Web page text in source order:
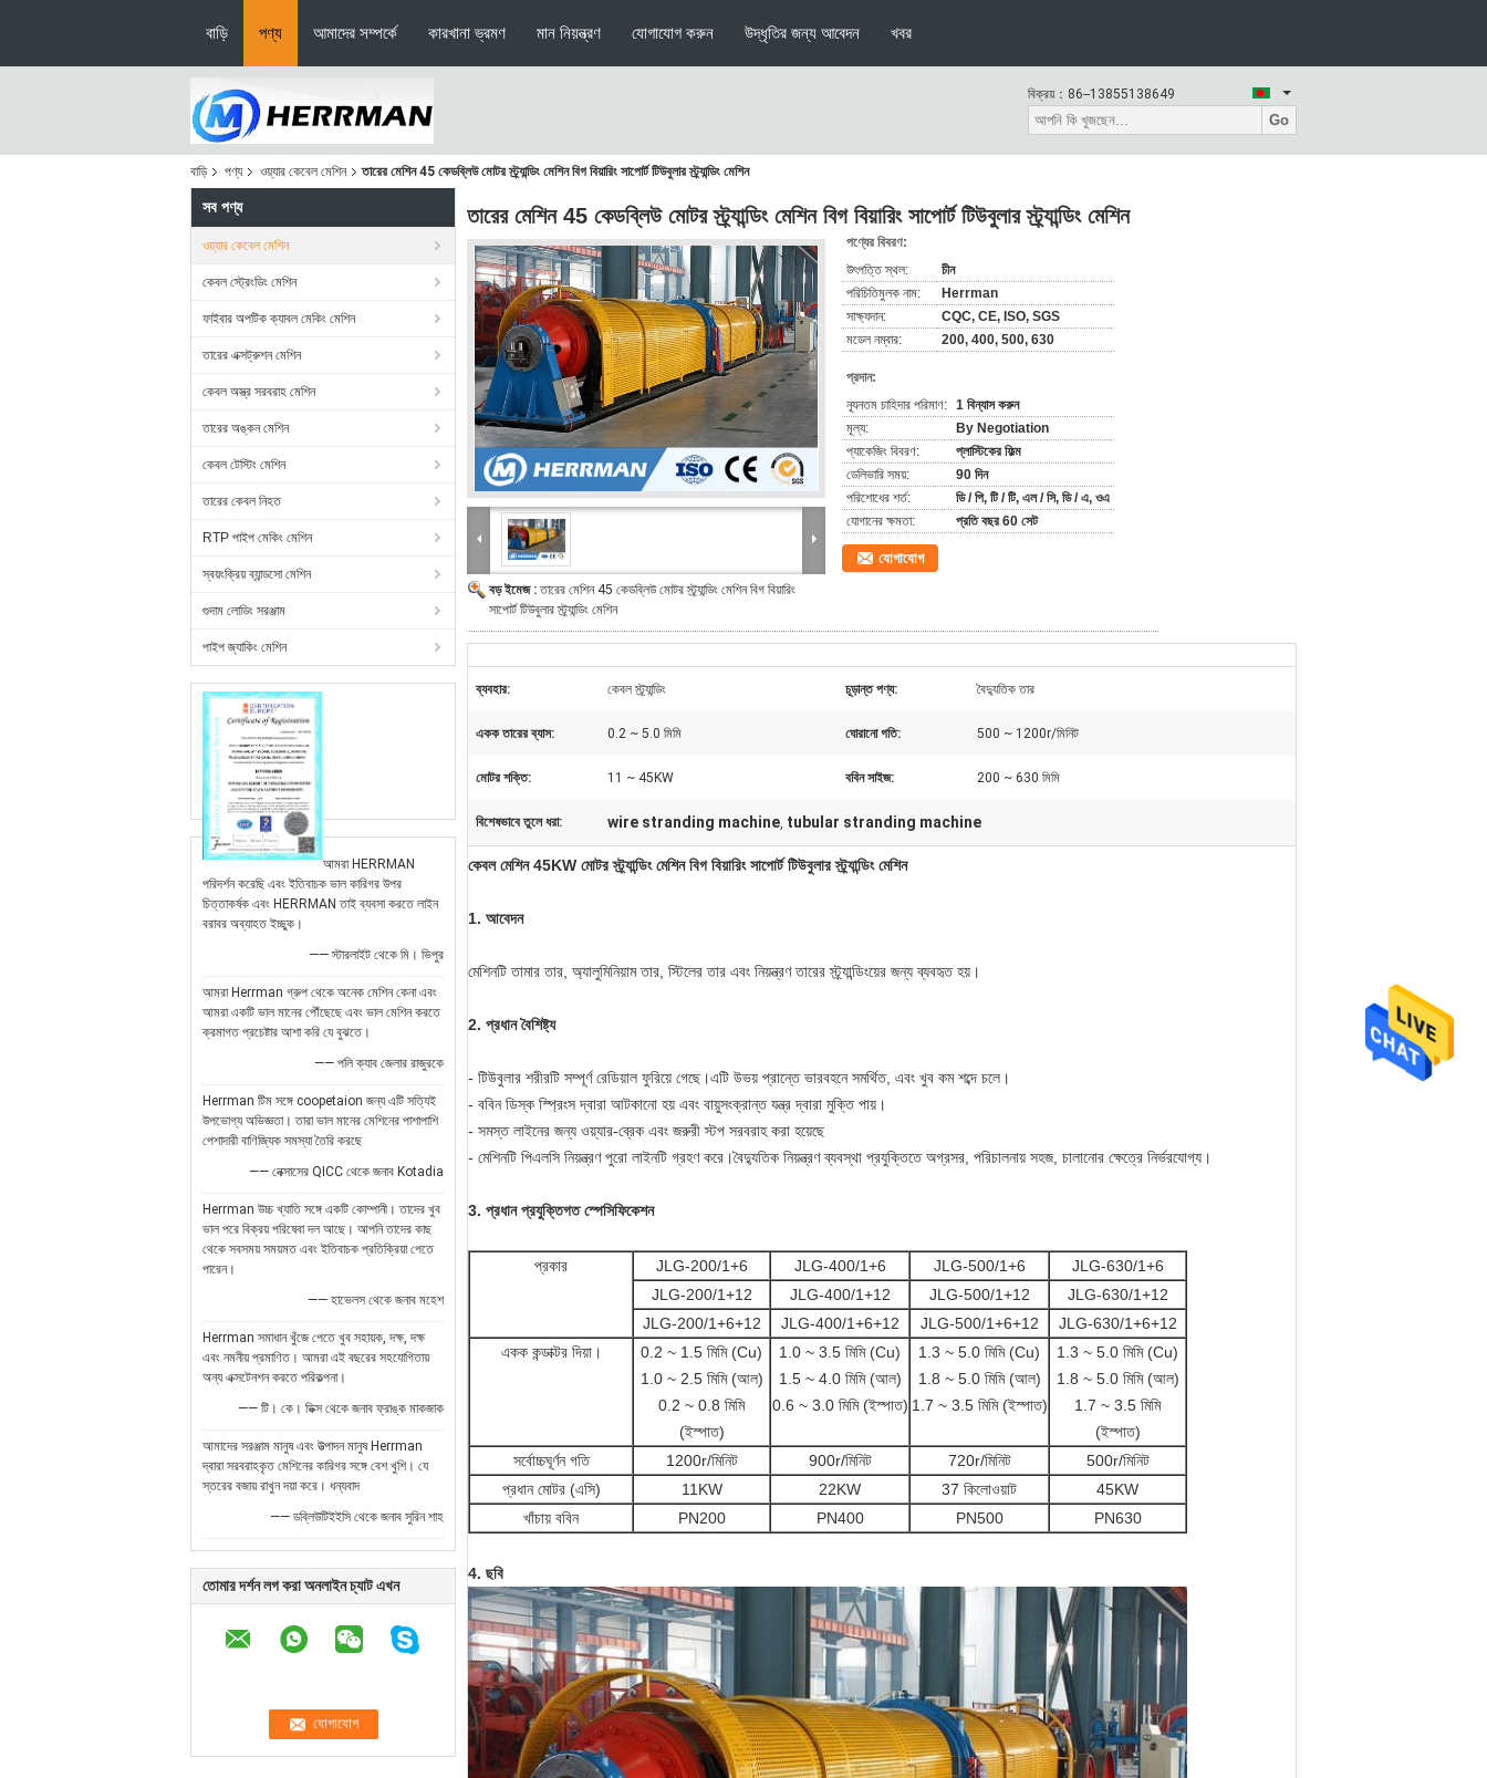
বাড়ি পণ্য আমাদের সম্পর্কে কারখানা ভ্রমণ মান নিয়ন্ত্রণ যোগাযোগ করুন উদ্ধৃতির জন্য আবেদন খবর
বিক্রয়： 86--13855138649
Go
বাড়ি পণ্য ওয়্যার কেবেল মেশিন তারের মেশিন 45 কেডব্লিউ মোটর স্ট্র্যান্ডিং মেশিন বিগ বিয়ারিং সাপোর্ট টিউবুলার স্ট্র্যান্ডিং মেশিন
সব পণ্য
ওয়্যার কেবেল মেশিন
কেবল স্ট্রেংডিং মেশিন
ফাইবার অপটিক ক্যাবল মেকিং মেশিন
তারের এক্সট্রুশন মেশিন
কেবল অস্ত্র সরবরাহ মেশিন
তারের অঙ্কন মেশিন
কেবল টেস্টিং মেশিন
তারের কেবল নিহত
RTP পাইপ মেকিং মেশিন
স্বয়ংক্রিয় ব্যান্ডসো মেশিন
গুদাম লোডিং সরঞ্জাম
পাইপ জ্যাকিং মেশিন
আমরা HERRMAN
পরিদর্শন করেছি এবং ইতিবাচক ভাল কারিগর উপর
চিত্তাকর্ষক এবং HERRMAN তাই ব্যবসা করতে লাইন
বরাবর অব্যাহত ইচ্ছুক।
—— স্টারলাইট থেকে মি। ভিপুর
আমরা Herrman গ্রুপ থেকে অনেক মেশিন কেনা এবং
আমরা একটি ভাল মানের পৌঁছেছে এবং ভাল মেশিন করতে
ক্রমাগত প্রচেষ্টার আশা করি যে বুঝতে।
—— পলি ক্যাব জেলার রাজুরকে
Herrman টিম সঙ্গে coopetaion জন্য এটি সত্যিই
উপভোগ্য অভিজ্ঞতা। তারা ভাল মানের মেশিনের পাশাপাশি
পেশাদারী বাণিজ্যিক সমস্যা তৈরি করছে
—— নেক্সাসের QICC থেকে জনাব Kotadia
Herrman উচ্চ খ্যাতি সঙ্গে একটি কোম্পানী। তাদের খুব
ভাল পরে বিক্রয় পরিষেবা দল আছে। আপনি তাদের কাছ
থেকে সবসময় সময়মত এবং ইতিবাচক প্রতিক্রিয়া পেতে
পারেন।
—— হাভেলস থেকে জনাব মহেশ
Herrman সমাধান খুঁজে পেতে খুব সহায়ক, দক্ষ, দক্ষ
এবং নমনীয় প্রমাণিত। আমরা এই বছরের সহযোগিতায়
অন্য এক্সটেনশন করতে পরিকল্পনা।
—— টি। কে। ডিক্স থেকে জনাব ফ্রাঙ্ক মাকজাক
আমাদের সরঞ্জাম মানুষ এবং উত্পাদন মানুষ Herrman
দ্বারা সরবরাহকৃত মেশিনের কারিগর সঙ্গে বেশ খুশি। যে
স্তরের বজায় রাখুন দয়া করে। ধন্যবাদ
—— ডব্লিউটিইইসি থেকে জনাব সুরিন শাহ
তোমার দর্শন লগ করা অনলাইন চ্যাট এখন
তারের মেশিন 45 কেডব্লিউ মোটর স্ট্র্যান্ডিং মেশিন বিগ বিয়ারিং সাপোর্ট টিউবুলার স্ট্র্যান্ডিং মেশিন
বড় ইমেজ :তারের মেশিন 45 কেডব্লিউ মোটর স্ট্র্যান্ডিং মেশিন বিগ বিয়ারিং
সাপোর্ট টিউবুলার স্ট্র্যান্ডিং মেশিন
পণ্যের বিবরণ:
উৎপত্তি স্থল:
চীন
পরিচিতিমুলক নাম:
Herrman
সাক্ষ্যদান:
CQC, CE, ISO, SGS
মডেল নম্বার:
200, 400, 500, 630
প্রদান:
ন্যূনতম চাহিদার পরিমাণ: 1 বিন্যাস করুন
মূল্য:
By Negotiation
প্যাকেজিং বিবরণ:
প্লাস্টিকের ফিল্ম
ডেলিভারি সময়:
90 দিন
পরিশোধের শর্ত:
ডি / পি, টি / টি, এল / সি, ডি / এ, ওএ
যোগানের ক্ষমতা:
প্রতি বছর 60 সেট
যোগাযোগ
ব্যবহার: কেবল স্ট্র্যান্ডিং চূড়ান্ত পণ্য: বৈদ্যুতিক তার
একক তারের ব্যাস: 0.2 ~ 5.0 মিমি ঘোরানো গতি: 500 ~ 1200r/মিনিট
মোটর শক্তি: 11 ~ 45KW ববিন সাইজ: 200 ~ 630 মিমি
বিশেষভাবে তুলে ধরা: wire stranding machine, tubular stranding machine
কেবল মেশিন 45KW মোটর স্ট্র্যান্ডিং মেশিন বিগ বিয়ারিং সাপোর্ট টিউবুলার স্ট্র্যান্ডিং মেশিন
1. আবেদন
মেশিনটি তামার তার, অ্যালুমিনিয়াম তার, স্টিলের তার এবং নিয়ন্ত্রণ তারের স্ট্র্যান্ডিংয়ের জন্য ব্যবহৃত হয়।
2. প্রধান বৈশিষ্ট্য
- টিউবুলার শরীরটি সম্পূর্ণ রেডিয়াল ফুরিয়ে গেছে।এটি উভয় প্রান্তে ভারবহনে সমর্থিত, এবং খুব কম শব্দে চলে।
- ববিন ডিস্ক স্প্রিংস দ্বারা আটকানো হয় এবং বায়ুসংক্রান্ত যন্ত্র দ্বারা মুক্তি পায়।
- সমস্ত লাইনের জন্য ওয়্যার-ব্রেক এবং জরুরী স্টপ সরবরাহ করা হয়েছে
- মেশিনটি পিএলসি নিয়ন্ত্রণ পুরো লাইনটি গ্রহণ করে।বৈদ্যুতিক নিয়ন্ত্রণ ব্যবস্থা প্রযুক্তিতে অগ্রসর, পরিচালনায় সহজ, চালানোর ক্ষেত্রে নির্ভরযোগ্য।
3. প্রধান প্রযুক্তিগত স্পেসিফিকেশন
প্রকার JLG-200/1+6 JLG-400/1+6 JLG-500/1+6
JLG-630/1+6
JLG-200/1+12
JLG-400/1+12 JLG-500/1+12
JLG-630/1+12
JLG-200/1+6+12
JLG-400/1+6+12 JLG-500/1+6+12
JLG-630/1+6+12
একক কন্ডাক্টর দিয়া।
0.2 ~ 1.5 মিমি (Cu)
1.0 ~ 2.5 মিমি (আল)
0.2 ~ 0.8 মিমি
(ইস্পাত)
1.0 ~ 3.5 মিমি (Cu)
1.5 ~ 4.0 মিমি (আল)
0.6 ~ 3.0 মিমি (ইস্পাত)
1.3 ~ 5.0 মিমি (Cu)
1.8 ~ 5.0 মিমি (আল)
1.7 ~ 3.5 মিমি (ইস্পাত)
1.3 ~ 5.0 মিমি (Cu)
1.8 ~ 5.0 মিমি (আল)
1.7 ~ 3.5 মিমি
(ইস্পাত)
সর্বোচ্চঘূর্ণন গতি
1200r/মিনিট 900r/মিনিট 720r/মিনিট
500r/মিনিট
প্রধান মোটর (এসি)
11KW 22KW 37 কিলোওয়াট
45KW
খাঁচায় ববিন
PN200 PN400 PN500 PN630
4. ছবি